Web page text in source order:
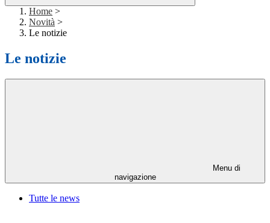
Home >
Novità >
Le notizie
Le notizie
Menu di
navigazione
Tutte le news